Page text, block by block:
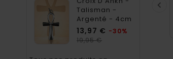
Talisman -
Argenté - 4cm
13,97 € Prix
-30%
19,95 €Prix
